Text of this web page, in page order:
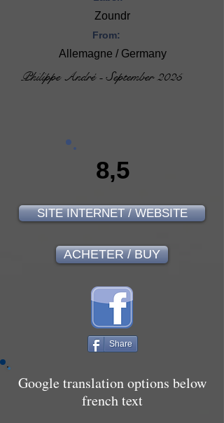
Zoundr
From:
Allemagne / Germany
Philippe André - September 2025
8,5
SITE INTERNET / WEBSITE
ACHETER / BUY
Share
Google translation options below
french text